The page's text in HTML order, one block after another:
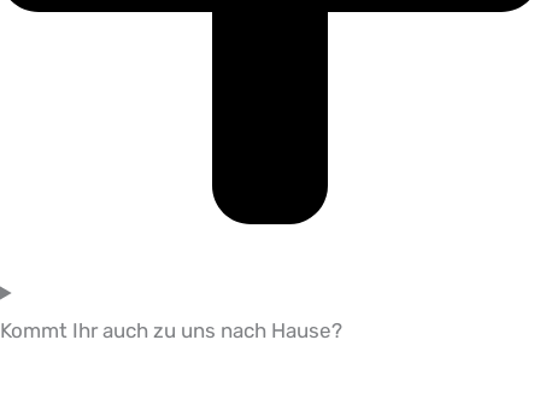
Kommt Ihr auch zu uns nach Hause?